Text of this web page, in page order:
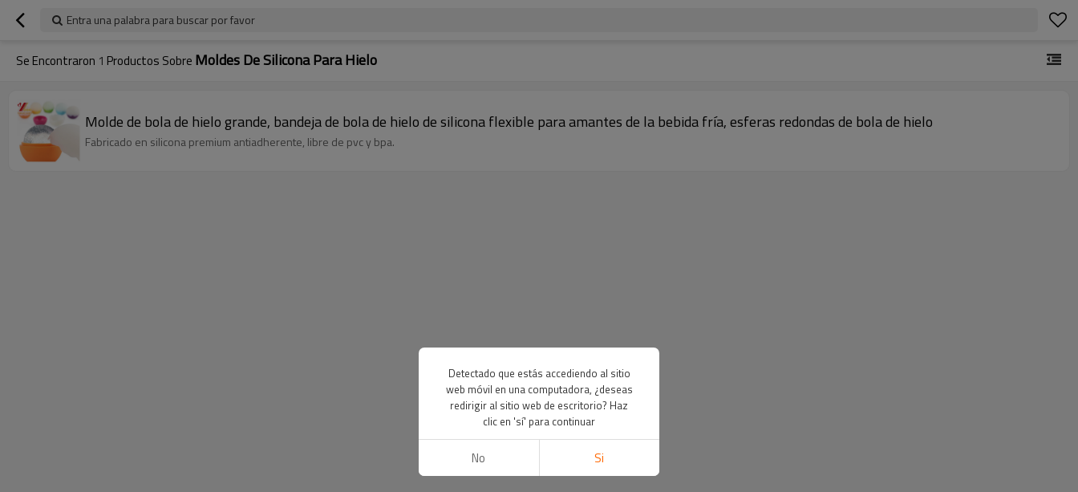
Entra una palabra para buscar por favor
Se Encontraron 1 Productos Sobre Moldes De Silicona Para Hielo
Molde de bola de hielo grande, bandeja de bola de hielo de silicona flexible para amantes de la bebida fría, esferas redondas de bola de hielo
Fabricado en silicona premium antiadherente, libre de pvc y bpa.
Detectado que estás accediendo al sitio
web móvil en una computadora, ¿deseas
redirigir al sitio web de escritorio? Haz
clic en 'sí' para continuar
No Si